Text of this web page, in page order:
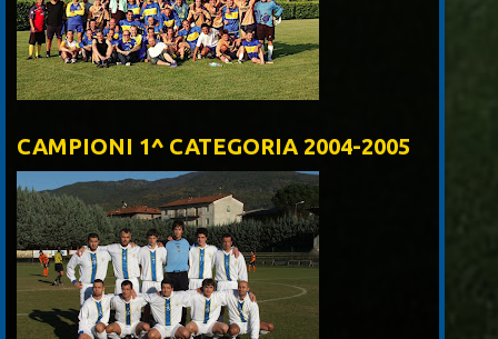
CAMPIONI 1^ CATEGORIA 2004-2005